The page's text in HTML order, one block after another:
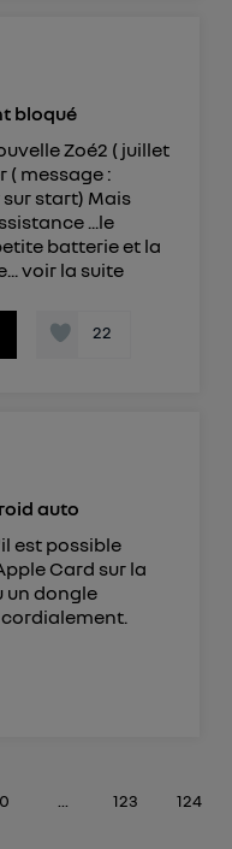
bloqué
Zoé2 ( juillet
( message :
start) Mais
...le
batterie et la
voir la suite
22
auto
est possible
Card sur la
un dongle
123 124